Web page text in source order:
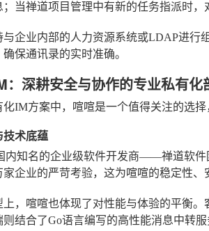
当禅道项目管理中有新的任务指派时，
与企业内部的人力资源系统或LDAP进行
保通讯录的实时准确。
：深耕安全与协作的专业私有化
IM方案中，喧喧是一个值得关注的选
技术底蕴
内知名的企业级软件开发商——禅道软件
家企业的严苛考验，这为喧喧的稳定性
，喧喧也体现了对性能与体验的平衡。
则结合了Go语言编写的高性能消息中转